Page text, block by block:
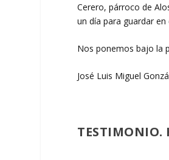
Cerero, párroco de
un día para guardar en
Nos ponemos bajo la
José Luis Miguel
TESTIMONIO.